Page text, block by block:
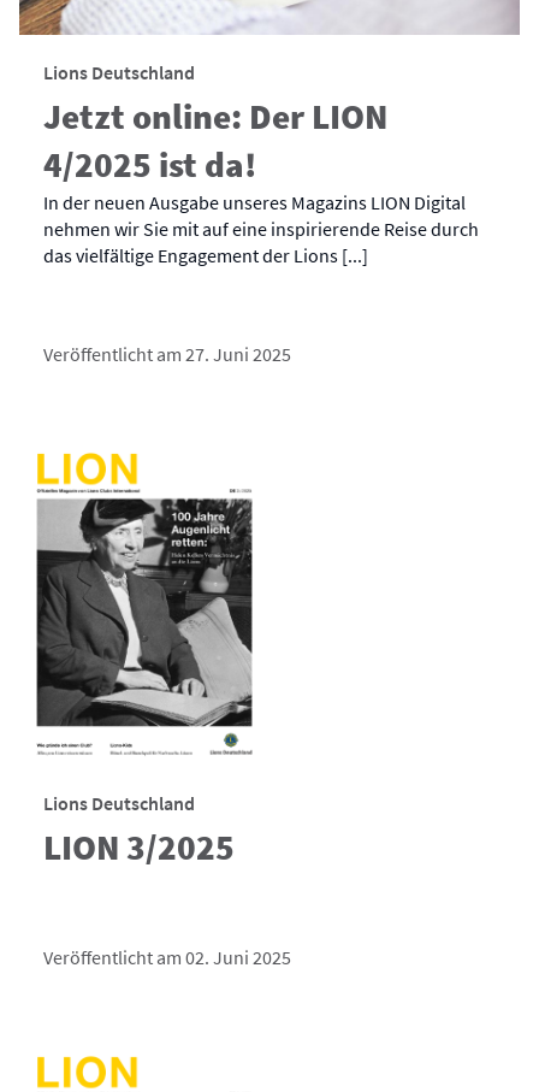
Lions Deutschland
Jetzt online: Der LION
4/2025 ist da!
In der neuen Ausgabe unseres Magazins LION Digital
nehmen wir Sie mit auf eine inspirierende Reise durch
das vielfältige Engagement der Lions [...]
Veröffentlicht am 27. Juni 2025
Lions Deutschland
LION 3/2025
Veröffentlicht am 02. Juni 2025